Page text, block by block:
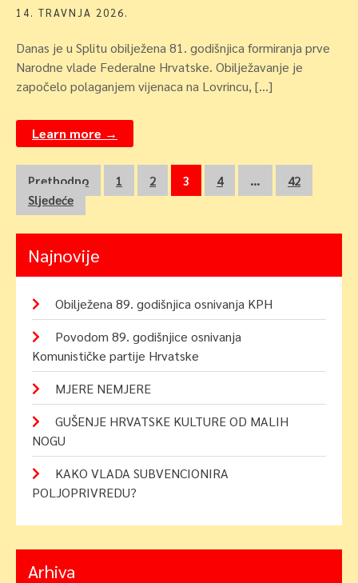
14. TRAVNJA 2026.
Danas je u Splitu obilježena 81. godišnjica formiranja prve
Narodne vlade Federalne Hrvatske. Obilježavanje je
započelo polaganjem vijenaca na Lovrincu, […]
Learn more →
Navigacija
objava
Prethodno 1 2 3 4 …
42
Sljedeće
Najnovije
Obilježena 89. godišnjica osnivanja KPH
Povodom 89. godišnjice osnivanja
Komunističke partije Hrvatske
MJERE NEMJERE
GUŠENJE HRVATSKE KULTURE OD MALIH
NOGU
KAKO VLADA SUBVENCIONIRA
POLJOPRIVREDU?
Arhiva